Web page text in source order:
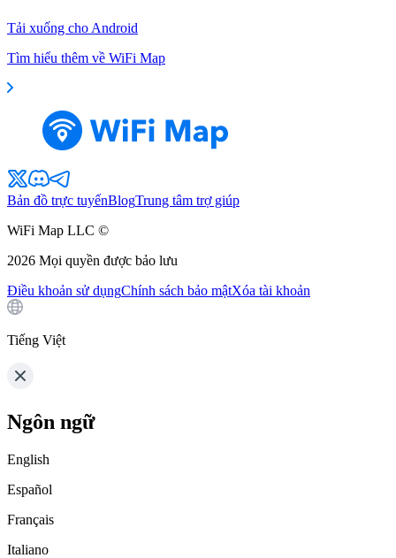
Tải xuống cho Android
Tìm hiểu thêm về WiFi Map
Bản đồ trực tuyếnBlogTrung tâm trợ giúp
WiFi Map LLC ©
2026 Mọi quyền được bảo lưu
Điều khoản sử dụngChính sách bảo mậtXóa tài khoản
Tiếng Việt
Ngôn ngữ
English
Español
Français
Italiano